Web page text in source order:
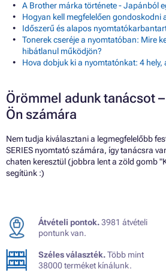
A Brother márka története - Japánból
Hogyan kell megfelelően gondoskodni
Időszerű és alapos
Tonerek cseréje a nyomtatóban: Mire
hibátlanul működjön?
Hova dobjuk ki a nyomtatónkat: 4 hely,
Örömmel adunk tanácsot
Ön számára
Nem tudja kiválasztani a legmegfelelőbb
SERIES nyomtató számára, így tanácsra
chaten keresztül (jobbra lent a zöld gomb
segítünk :)
Átvételi pontok.3981 átvételi
pontunk van.
Széles választék.Több mint
38000 terméket kínálunk.